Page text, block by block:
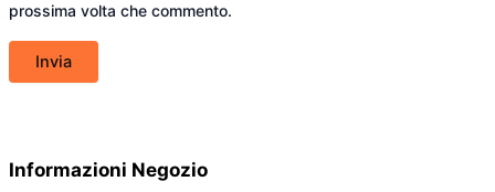
prossima volta che commento.
Informazioni Negozio